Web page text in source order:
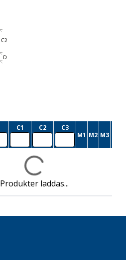
C1 C2
C3
M1 M2 M3
Produkter laddas...